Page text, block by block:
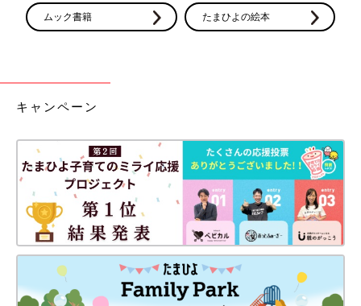
ムック書籍 たまひよの絵本
キャンペーン